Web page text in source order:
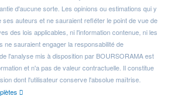
d'aucune sorte. Les opinions ou estimations qui y
auteurs et ne sauraient refléter le point de vue de
des lois applicables, ni l'information contenue, ni les
ne sauraient engager la responsabilité de
l'analyse mis à disposition par BOURSORAMA est
et n'a pas de valeur contractuelle. Il constitue
dont l'utilisateur conserve l'absolue maîtrise.